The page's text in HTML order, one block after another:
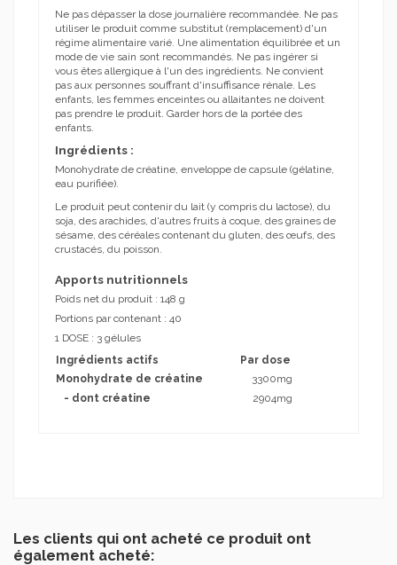
Ne pas dépasser la dose journalière recommandée. Ne pas
utiliser le produit comme substitut (remplacement) d'un
régime alimentaire varié. Une alimentation équilibrée et un
mode de vie sain sont recommandés. Ne pas ingérer si
vous êtes allergique à l'un des ingrédients. Ne convient
pas aux personnes souffrant d'insuffisance rénale. Les
enfants, les femmes enceintes ou allaitantes ne doivent
pas prendre le produit. Garder hors de la portée des
enfants.
Ingrédients :
Monohydrate de créatine, enveloppe de capsule (gélatine,
eau purifiée).
Le produit peut contenir du lait (y compris du lactose), du
soja, des arachides, d'autres fruits à coque, des graines de
sésame, des céréales contenant du gluten, des œufs, des
crustacés, du poisson.
Apports nutritionnels
Poids net du produit : 148 g
Portions par contenant : 40
1 DOSE : 3 gélules
Ingrédients actifs
Par dose
Monohydrate de créatine
3300mg
- dont créatine
2904mg
Les clients qui ont acheté ce produit ont
également acheté: